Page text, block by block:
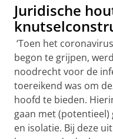
Juridische
‘Toen het
begon te grijpen,
noodrecht voor de
toereikend was om
hoofd te bieden.
gaan met
en isolatie. Bij deze